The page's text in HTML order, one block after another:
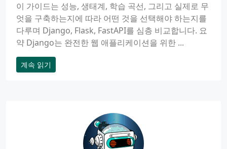
이 가이드는 성능, 생태계, 학습 곡선, 그리고 실제로 무
엇을 구축하는지에 따라 어떤 것을 선택해야 하는지를
다루며 Django, Flask, FastAPI를 심층 비교합니다. 요
약 Django는 완전한 웹 애플리케이션을 위한 ...
계속 읽기